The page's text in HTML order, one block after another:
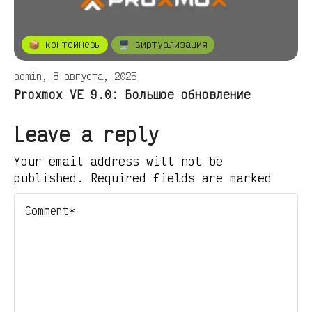
📦 контейнеры 🖥️ виртуализация
admin, 8 августа, 2025
Proxmox VE 9.0: Большое обновление
Leave a reply
Your email address will not be
published. Required fields are marked